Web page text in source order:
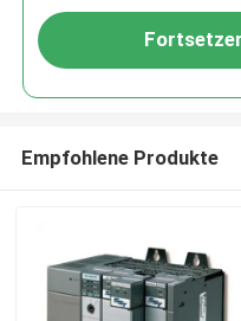
Empfohlene Produkte